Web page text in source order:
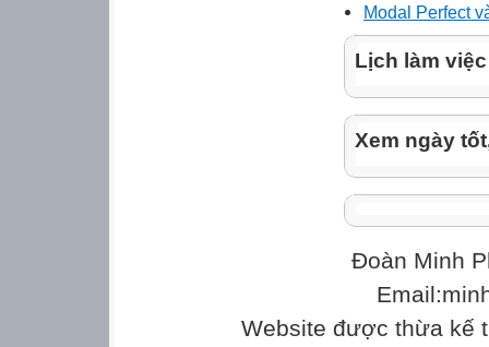
Modal Perfect
Lịch làm việc
Xem ngày
Đoàn Minh
Website được thừa kế